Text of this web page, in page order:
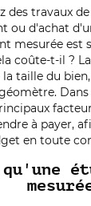
des travaux
ou d'achat
mesurée est
coûte-t-il ?
taille du
à payer,
en toute